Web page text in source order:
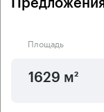
Площадь
1629 м²